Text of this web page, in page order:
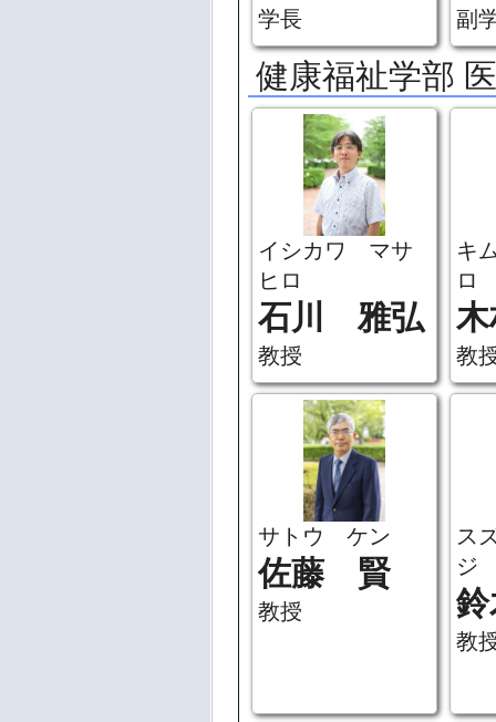
学長 副
健康福祉学部
イシカワ マサ
ヒロ
石川 雅弘
教授
キ
ロ
教
サトウ ケン
佐藤 賢
教授
ス
ジ
教